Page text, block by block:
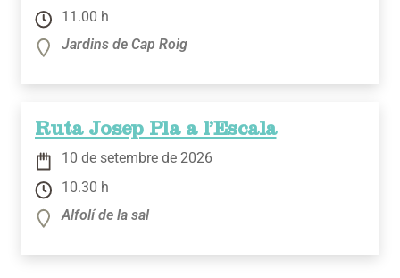
11.00 h
Jardins de Cap Roig
Ruta Josep Pla a l’Escala
10 de setembre de 2026
10.30 h
Alfolí de la sal